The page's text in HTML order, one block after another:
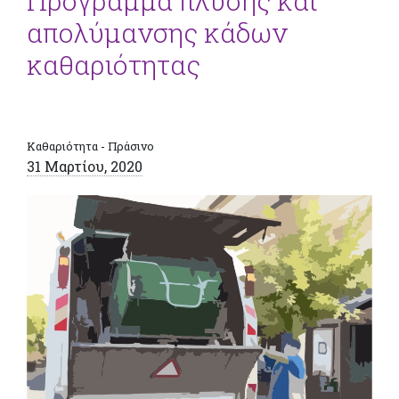
απολύμανσης κάδων
καθαριότητας
Καθαριότητα - Πράσινο
31 Μαρτίου, 2020